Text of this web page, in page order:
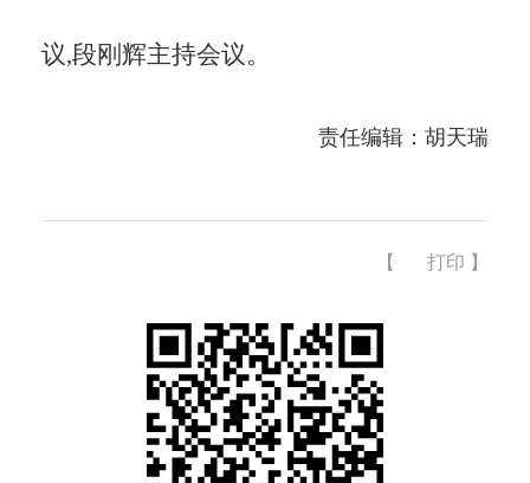
议,段刚辉主持会议。
责任编辑：胡天瑞
【 打印 】